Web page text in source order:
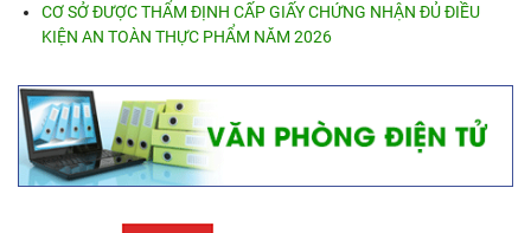
CƠ SỞ ĐƯỢC THẨM ĐỊNH CẤP GIẤY CHỨNG NHẬN ĐỦ ĐIỀU
KIỆN AN TOÀN THỰC PHẨM NĂM 2026